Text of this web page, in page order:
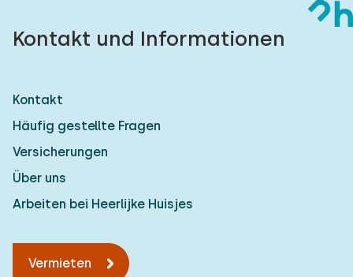
Kontakt und Informationen
Kontakt
Häufig gestellte Fragen
Versicherungen
Über uns
Arbeiten bei Heerlijke Huisjes
Vermieten